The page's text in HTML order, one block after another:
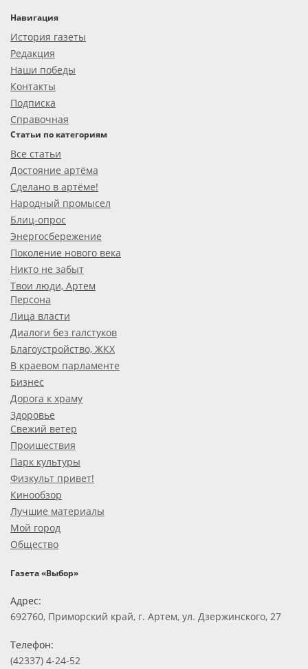
Навигация
История газеты
Редакция
Наши победы
Контакты
Подписка
Справочная
Статьи по категориям
Все статьи
Достояние артёма
Сделано в артёме!
Народный промысел
Блиц-опрос
Энергосбережение
Поколение нового века
Никто не забыт
Твои люди, Артем
Персона
Лица власти
Диалоги без галстуков
Благоустройство, ЖКХ
В краевом парламенте
Бизнес
Дорога к храму
Здоровье
Свежий ветер
Проишествия
Парк культуры
Физкульт привет!
Кинообзор
Лучшие материалы
Мой город
Общество
Газета «Выбор»
Адрес:
692760, Приморский край, г. Артем, ул. Дзержинского, 27
Телефон:
(42337) 4-24-52